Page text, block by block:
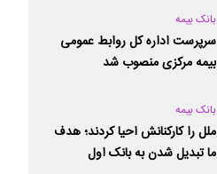
بانک بیمه
سرپرست اداره کل روابط عمومی
بیمه مرکزی منصوب شد
بانک بیمه
ملل را کارکنانش احیا کردند؛ هدف
ما تبدیل شدن به بانک اول